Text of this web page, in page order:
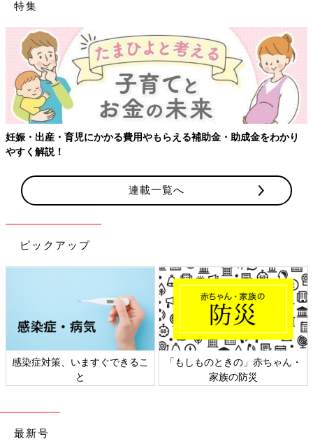
特集
【ワクチン接種できるものも】妊婦の感染症対策、知っておいて！
連載一覧へ
ピックアップ
日本外来小児科学会リーフレッ
ト検討会
六星占術 細木かおりさんの人生
相談
最新号